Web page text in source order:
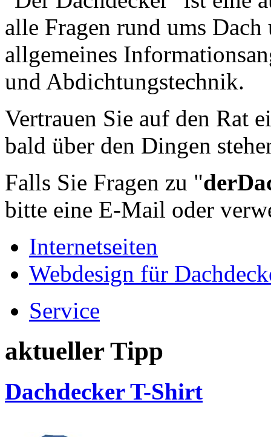
alle Fragen rund ums
allgemeines
und Abdichtungstechnik.
Vertrauen Sie auf den Rat
bald über den Dingen
Falls Sie Fragen zu "
bitte eine E-Mail oder
Internetseiten
Webdesign für
Service
aktueller Tipp
Dachdecker T-Shirt